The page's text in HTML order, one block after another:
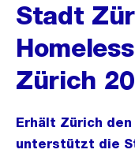
Stadt
Zürich
Erhält Zürich
unterstützt die